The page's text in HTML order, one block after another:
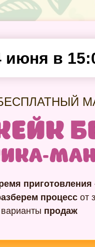
приготовления
процесс от
продаж
июня в